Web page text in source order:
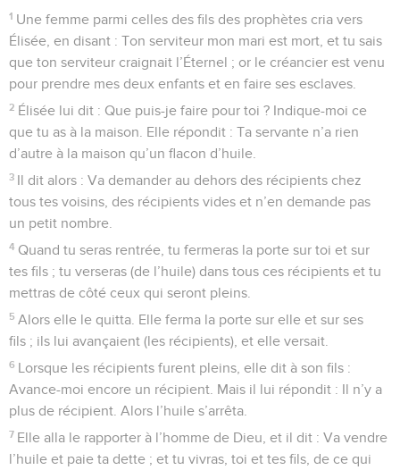
1 Une femme parmi celles des fils des prophètes cria vers
Élisée, en disant : Ton serviteur mon mari est mort, et tu sais
que ton serviteur craignait l’Éternel ; or le créancier est venu
pour prendre mes deux enfants et en faire ses esclaves.
2 Élisée lui dit : Que puis-je faire pour toi ? Indique-moi ce
que tu as à la maison. Elle répondit : Ta servante n’a rien
d’autre à la maison qu’un flacon d’huile.
3 Il dit alors : Va demander au dehors des récipients chez
tous tes voisins, des récipients vides et n’en demande pas
un petit nombre.
4 Quand tu seras rentrée, tu fermeras la porte sur toi et sur
tes fils ; tu verseras (de l’huile) dans tous ces récipients et tu
mettras de côté ceux qui seront pleins.
5 Alors elle le quitta. Elle ferma la porte sur elle et sur ses
fils ; ils lui avançaient (les récipients), et elle versait.
6 Lorsque les récipients furent pleins, elle dit à son fils :
Avance-moi encore un récipient. Mais il lui répondit : Il n’y a
plus de récipient. Alors l’huile s’arrêta.
7 Elle alla le rapporter à l’homme de Dieu, et il dit : Va vendre
l’huile et paie ta dette ; et tu vivras, toi et tes fils, de ce qui